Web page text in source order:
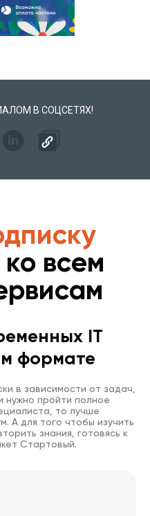
В СОЦСЕТЯХ!
всем
IT
формате
в зависимости от задач,
нужно пройти полное
то лучше
А для того чтобы изучить
знания, готовясь к
Стартовый.